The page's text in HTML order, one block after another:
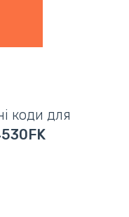
коди для